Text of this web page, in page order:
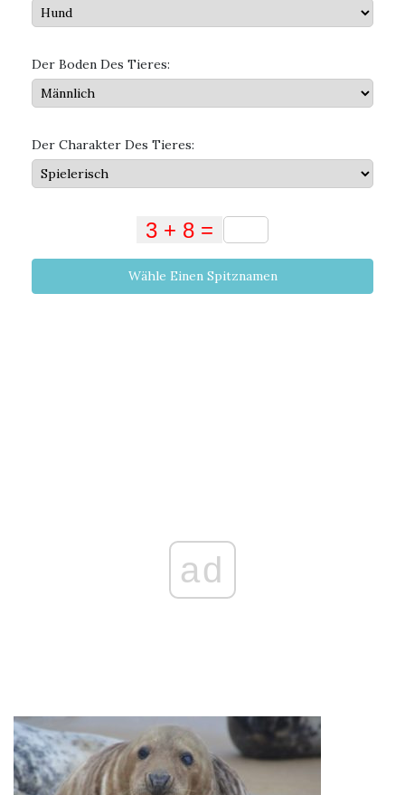
Der Boden Des Tieres:
Der Charakter Des Tieres:
Wähle Einen Spitznamen
ad